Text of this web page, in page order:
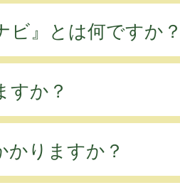
ビ』とは何ですか
すか？
かりますか？